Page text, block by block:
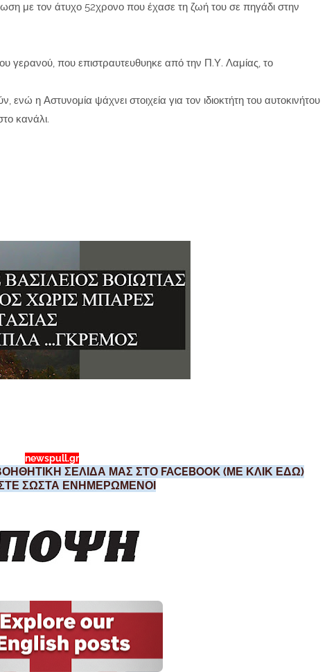
με τον άτυχο 52χρονο που έχασε τη ζωή του σε πηγάδι στην
γερανού, που επιστραυτευθυηκε από την Π.Υ. Λαμίας, το
η Αστυνομία ψάχνει στοιχεία για τον ιδιοκτήτη του αυτοκινήτου
κανάλι.
newspull.gr
ΣΕΛΙΔΑ ΜΑΣ ΣΤΟ FACEBOOK (ΜΕ ΚΛΙΚ ΕΔΩ)
ΣΩΣΤΑ ΕΝΗΜΕΡΩΜΕΝΟΙ